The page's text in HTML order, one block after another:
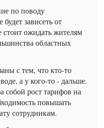
по поводу
зависеть от
ожидать жителям
областных
с тем, что кто-то
а у кого-то - дальше.
собой рост тарифов на
повышать
сотрудникам.